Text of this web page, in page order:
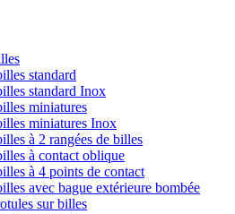
standard
standard Inox
miniatures
miniatures Inox
à 2 rangées de billes
à contact oblique
à 4 points de contact
avec bague extérieure bombée
sur billes